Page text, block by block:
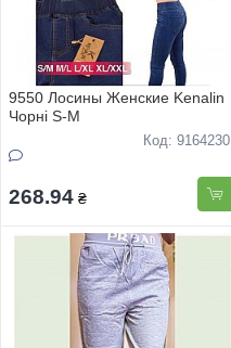
9550 Лосины Женские Kenalin
Чорні S-М
Код: 9164230
268.94 ₴